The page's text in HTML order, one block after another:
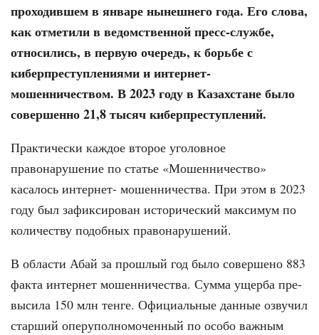
проходившем в январе нынешнего года. Его слова,
как отметили в ведомственной пресс-службе,
относились, в первую очередь, к борьбе с
киберпреступлениями и интернет-
мошенничеством. В 2023 году в Казахстане было
совершенно 21,8 тысяч киберпре­ступлений.
Практически каждое второе уго­ловное
правонарушение по статье «Мошенничество»
касалось интернет- мошенничества. При этом в 2023
году был зафиксирован исторический мак­симум по
количеству подобных право­нарушений.
В области Абай за прошлый год было совершено 883
факта интернет мошенничества. Сумма ущерба пре­
высила 150 млн тенге. Официальные данные озвучил
старший оперупол­номоченный по особо важным